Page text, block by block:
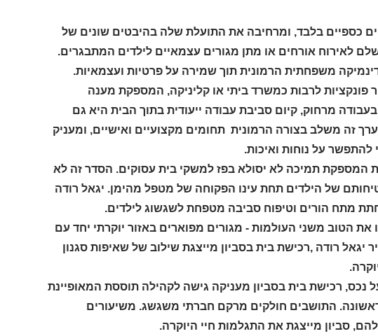
כספיים בלבד, ומרחיבה את התועלת שלה בהיבטים שונים של
לאירוח אורחים או מתן מגורים עצמאיים לילדים המתבגרים.
משפחתית הרמונית תוך שמירה על פרטיות ועצמאיות.
פונקציות לרבות כמשרד ביתי או קליניקה, המספקת מענה
מרחוק, קיום סביבת עבודה ייעודית בתוך הבית היא גם
זה משלב בצורה הרמונית תחומים מקצועיים ואישיים, ומעניק
על נוחות ואיכות.
המספקת תמיכה לא יסולא בפז למשקי בית עסוקים. הסדר זה לא
של הילדים תחת עינו הפקוחה של מטפל מהימן. יגאל רודה
מתח הורים וטיפוח סביבה מטפחת לשגשוג לילדים.
הטוב משני העולמות - מגורים מפוארים באזור יוקרתי יחד עם
רודה ,רכישת בית בסביון מייצגת שילוב של שאיפות סגנון
נכס, רכישת בית בסביון מעניקה גישה לקהילה תוססת המאופיינת
התושבים חולקים מרקם חברתי משגשג. משיעורים
סביון מייצגת את התגלמות חיי היוקרה.